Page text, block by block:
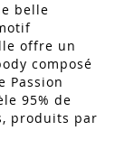
belle
offre un
composé
Passion
95% de
produits par